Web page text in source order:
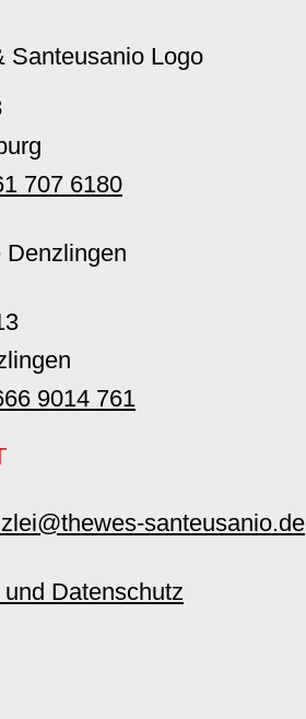
707 6180
9014 761
santeusanio.de
Datenschutz